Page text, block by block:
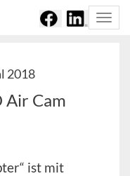
2018
Air Cam
ist mit